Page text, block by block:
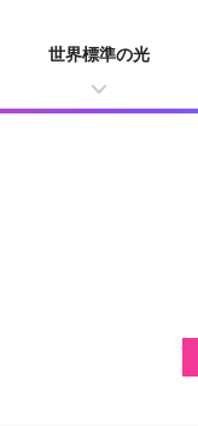
世界標準の光